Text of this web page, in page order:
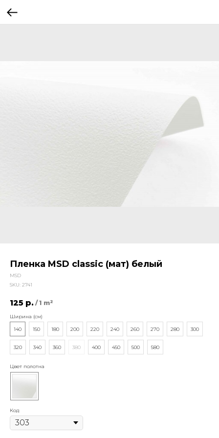
Пленка MSD classic (мат) белый
MSD
SKU: 2741
125 р. / 1 m²
Ширина (см)
140
150 180 200 220 240 260 270 280 300
320 340 360 380 400 450 500 580
Цвет полотна
Код